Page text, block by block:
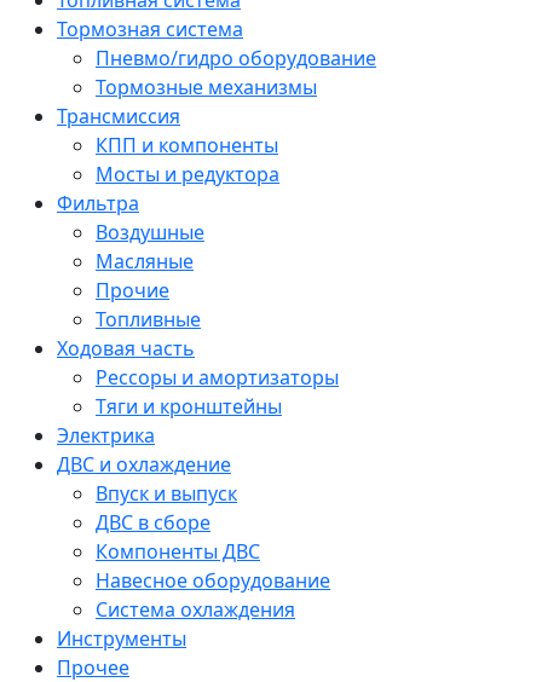
Тормозная система
Пневмо/гидро оборудование
Тормозные механизмы
Трансмиссия
КПП и компоненты
Мосты и редуктора
Фильтра
Воздушные
Масляные
Прочие
Топливные
Ходовая часть
Рессоры и амортизаторы
Тяги и кронштейны
Электрика
ДВС и охлаждение
Впуск и выпуск
ДВС в сборе
Компоненты ДВС
Навесное оборудование
Система охлаждения
Инструменты
Прочее